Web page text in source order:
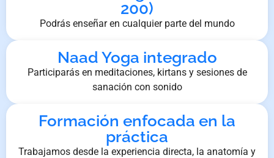
200)
Podrás enseñar en cualquier parte del mundo
Naad Yoga integrado
Participarás en meditaciones, kirtans y sesiones de
sanación con sonido
Formación enfocada en la
práctica
Trabajamos desde la experiencia directa, la anatomía y